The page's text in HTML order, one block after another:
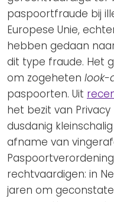
paspoortfraude bij
Europese Unie,
hebben gedaan
dit type fraude. Het
om zogeheten look-
paspoorten. Uit
het bezit van
dusdanig
afname van
rechtvaardigen: in
jaren om